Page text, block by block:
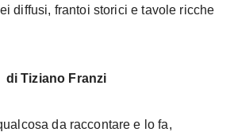
diffusi, frantoi storici e tavole ricche
di Tiziano Franzi
da raccontare e lo fa,